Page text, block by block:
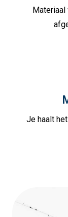
Materiaal
Je haalt